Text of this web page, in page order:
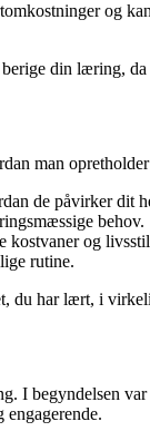
og
din læring,
man
de påvirker dit
behov.
kostvaner og
rutine.
du har lært, i
I begyndelsen